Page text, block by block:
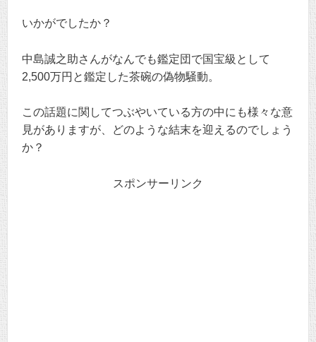
いかがでしたか？
中島誠之助さんがなんでも鑑定団で国宝級として
2,500万円と鑑定した茶碗の偽物騒動。
この話題に関してつぶやいている方の中にも様々な意
見がありますが、どのような結末を迎えるのでしょう
か？
スポンサーリンク